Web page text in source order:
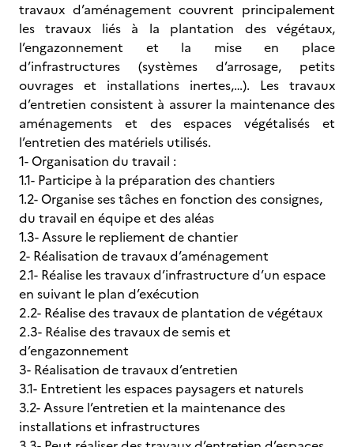
travaux d’aménagement couvrent principalement
les travaux liés à la plantation des végétaux,
l’engazonnement et la mise en place
d’infrastructures (systèmes d’arrosage, petits
ouvrages et installations inertes,…). Les travaux
d’entretien consistent à assurer la maintenance des
aménagements et des espaces végétalisés et
l’entretien des matériels utilisés.
1- Organisation du travail :
1.1- Participe à la préparation des chantiers
1.2- Organise ses tâches en fonction des consignes,
du travail en équipe et des aléas
1.3- Assure le repliement de chantier
2- Réalisation de travaux d’aménagement
2.1- Réalise les travaux d’infrastructure d’un espace
en suivant le plan d’exécution
2.2- Réalise des travaux de plantation de végétaux
2.3- Réalise des travaux de semis et
d’engazonnement
3- Réalisation de travaux d’entretien
3.1- Entretient les espaces paysagers et naturels
3.2- Assure l’entretien et la maintenance des
installations et infrastructures